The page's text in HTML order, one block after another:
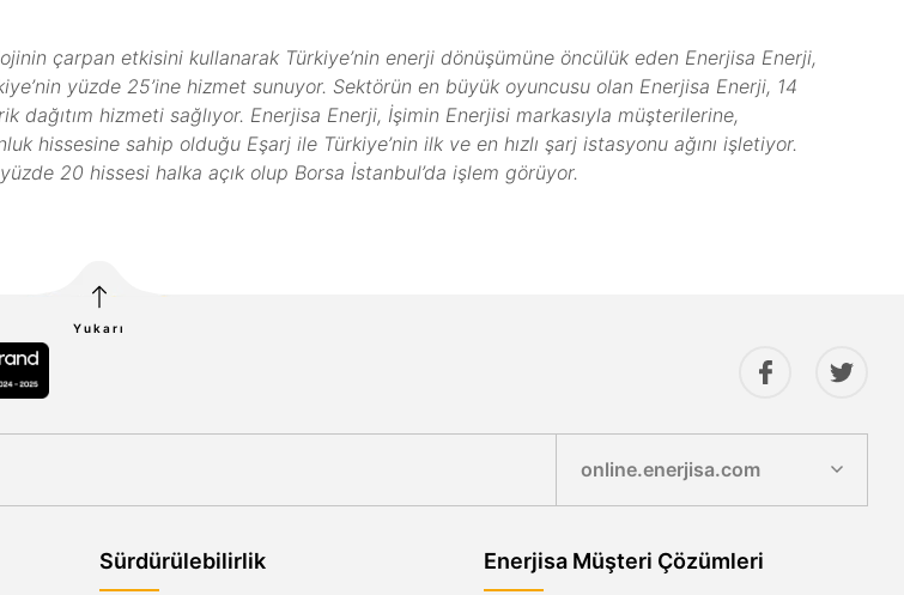
çarpan etkisini kullanarak Türkiye’nin enerji dönüşümüne öncülük eden Enerjisa Enerji,
yüzde 25’ine hizmet sunuyor. Sektörün en büyük oyuncusu olan Enerjisa Enerji, 14
dağıtım hizmeti sağlıyor. Enerjisa Enerji, İşimin Enerjisi markasıyla müşterilerine,
hissesine sahip olduğu Eşarj ile Türkiye’nin ilk ve en hızlı şarj istasyonu ağını işletiyor.
20 hissesi halka açık olup Borsa İstanbul’da işlem görüyor.
online.enerjisa.com
Sürdürülebilirlik Enerjisa Müşteri Çözümleri
Yukarı